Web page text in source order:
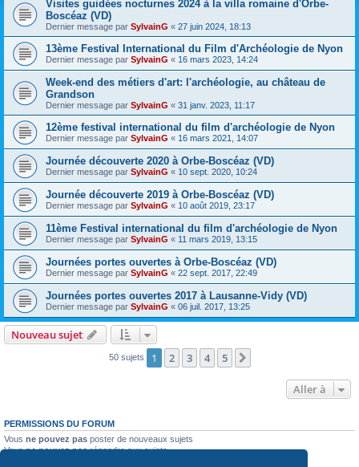
Visites guidées nocturnes 2024 à la villa romaine d'Orbe-
Boscéaz (VD)
Dernier message par SylvainG « 27 juin 2024, 18:13
13ème Festival International du Film d'Archéologie de Nyon
Dernier message par SylvainG « 16 mars 2023, 14:24
Week-end des métiers d'art: l'archéologie, au château de
Grandson
Dernier message par SylvainG « 31 janv. 2023, 11:17
12ème festival international du film d'archéologie de Nyon
Dernier message par SylvainG « 16 mars 2021, 14:07
Journée découverte 2020 à Orbe-Boscéaz (VD)
Dernier message par SylvainG « 10 sept. 2020, 10:24
Journée découverte 2019 à Orbe-Boscéaz (VD)
Dernier message par SylvainG « 10 août 2019, 23:17
11ème Festival international du film d'archéologie de Nyon
Dernier message par SylvainG « 11 mars 2019, 13:15
Journées portes ouvertes à Orbe-Boscéaz (VD)
Dernier message par SylvainG « 22 sept. 2017, 22:49
Journées portes ouvertes 2017 à Lausanne-Vidy (VD)
Dernier message par SylvainG « 06 juil. 2017, 13:25
Nouveau sujet
50 sujets 1 2 3 4 5
Aller à
PERMISSIONS DU FORUM
Vous ne pouvez pas poster de nouveaux sujets
Vousne pouvez pasrépondre aux sujets